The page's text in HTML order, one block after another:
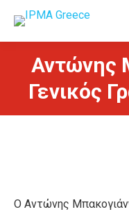
Αντώνης
Γενικός
Ο Αντώνης